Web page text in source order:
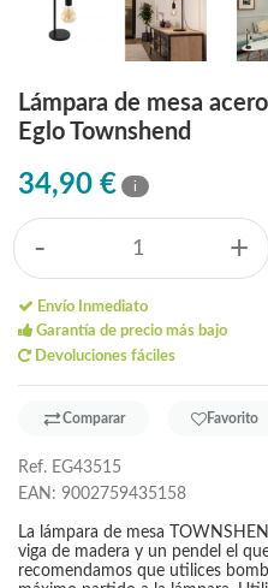
Lámpara de mesa
Eglo Townshend
34,90 € i
- +
Envío Inmediato
Garantía de precio más bajo
Devoluciones fáciles
Comparar Favorito
Ref. EG43515
EAN: 9002759435158
La lámpara de mesa
viga de madera y un pendel el
recomendamos que utilices